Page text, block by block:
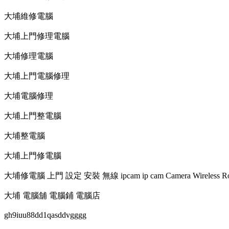
大埔維修電腦
大埔上門修理電腦
大埔修理電腦
大埔上門電腦修理
大埔電腦修理
大埔上門整電腦
大埔整電腦
大埔上門修電腦
大埔修電腦 上門 設定 安裝 無線 ipcam ip cam Camera Wireless
大埔 電腦舖 電腦鋪 電腦店
gh9iuu88dd1qasddvgggg